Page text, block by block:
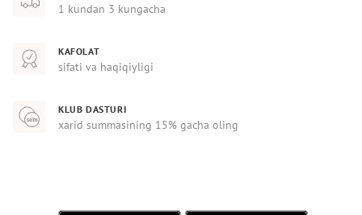
1 kundan 3 kungacha
KAFOLAT
sifati va haqiqiyligi
KLUB DASTURI
xarid summasining 15% gacha oling